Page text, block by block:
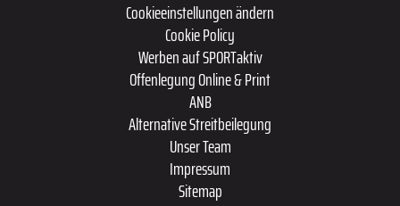
Cookieeinstellungen ändern
Cookie Policy
Werben auf SPORTaktiv
Offenlegung Online & Print
ANB
Alternative Streitbeilegung
Unser Team
Impressum
Sitemap